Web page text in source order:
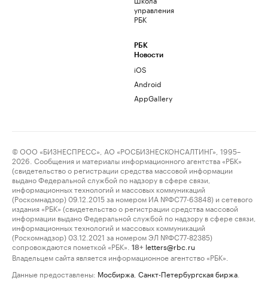
управления
РБК
РБК
Новости
iOS
Android
AppGallery
© ООО «БИЗНЕСПРЕСС», АО «РОСБИЗНЕСКОНСАЛТИНГ», 1995–
2026. Сообщения и материалы информационного агентства «РБК»
(свидетельство о регистрации средства массовой информации
выдано Федеральной службой по надзору в сфере связи,
информационных технологий и массовых коммуникаций
(Роскомнадзор) 09.12.2015 за номером ИА №ФС77-63848) и сетевого
издания «РБК» (свидетельство о регистрации средства массовой
информации выдано Федеральной службой по надзору в сфере связи,
информационных технологий и массовых коммуникаций
(Роскомнадзор) 03.12.2021 за номером ЭЛ №ФС77-82385)
сопровождаются пометкой «РБК».
18+ letters@rbc.ru
Владельцем сайта является информационное агентство «РБК».
Данные предоставлены: Мосбиржа Санкт-Петербургская биржа